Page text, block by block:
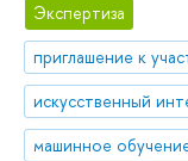
Экспертиза
приглашение к
искусственный
машинное